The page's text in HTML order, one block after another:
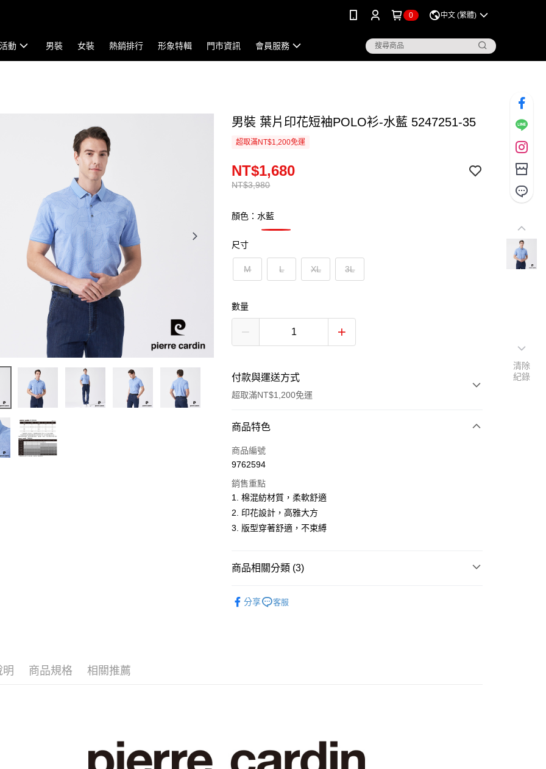
0 中文 (繁體)
動 男裝 女裝 熱銷排行 形象特輯 門市資訊 會員服務
男裝 葉片印花短袖POLO衫-水藍 5247251-35
超取滿NT$1,200免運
NT$3,980
NT$1,680
顏色：水藍
尺寸
M L XL 3L
數量
付款與運送方式
超取滿NT$1,200免運
付款方式
信用卡一次付款
LINE Pay
Apple Pay
Google Pay
每筆NT$60，滿NT$1,200(含以上)免運費
付款後萊爾富取貨
商品特色
商品編號
9762594
銷售重點
1. 棉混紡材質，柔軟舒適
2. 印花設計，高雅大方
3. 版型穿著舒適，不束縛
商品相關分類 (3)
分享 客服
明 商品規格 相關推薦
清除
紀錄